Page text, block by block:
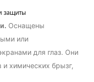
защиты
Оснащены
или
для глаз. Они
химических брызг,